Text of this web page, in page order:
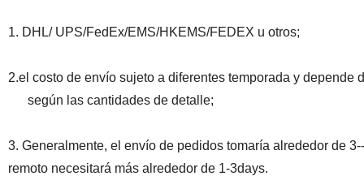
1. DHL/ UPS/FedEx/EMS/HKEMS/FEDEX u otros;
2.el costo de envío sujeto a diferentes temporada y
según las cantidades de detalle;
3. Generalmente, el envío de pedidos tomaría alrededor de
remoto necesitará más alrededor de 1-3days.